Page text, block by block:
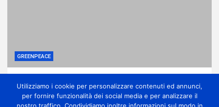
GREENPEACE
all’ennesima accelerazione senza dati certi
10 ore ago miometeo
Utilizziamo i cookie per personalizzare contenuti ed annunci,
per fornire funzionalità dei social media e per analizzare il